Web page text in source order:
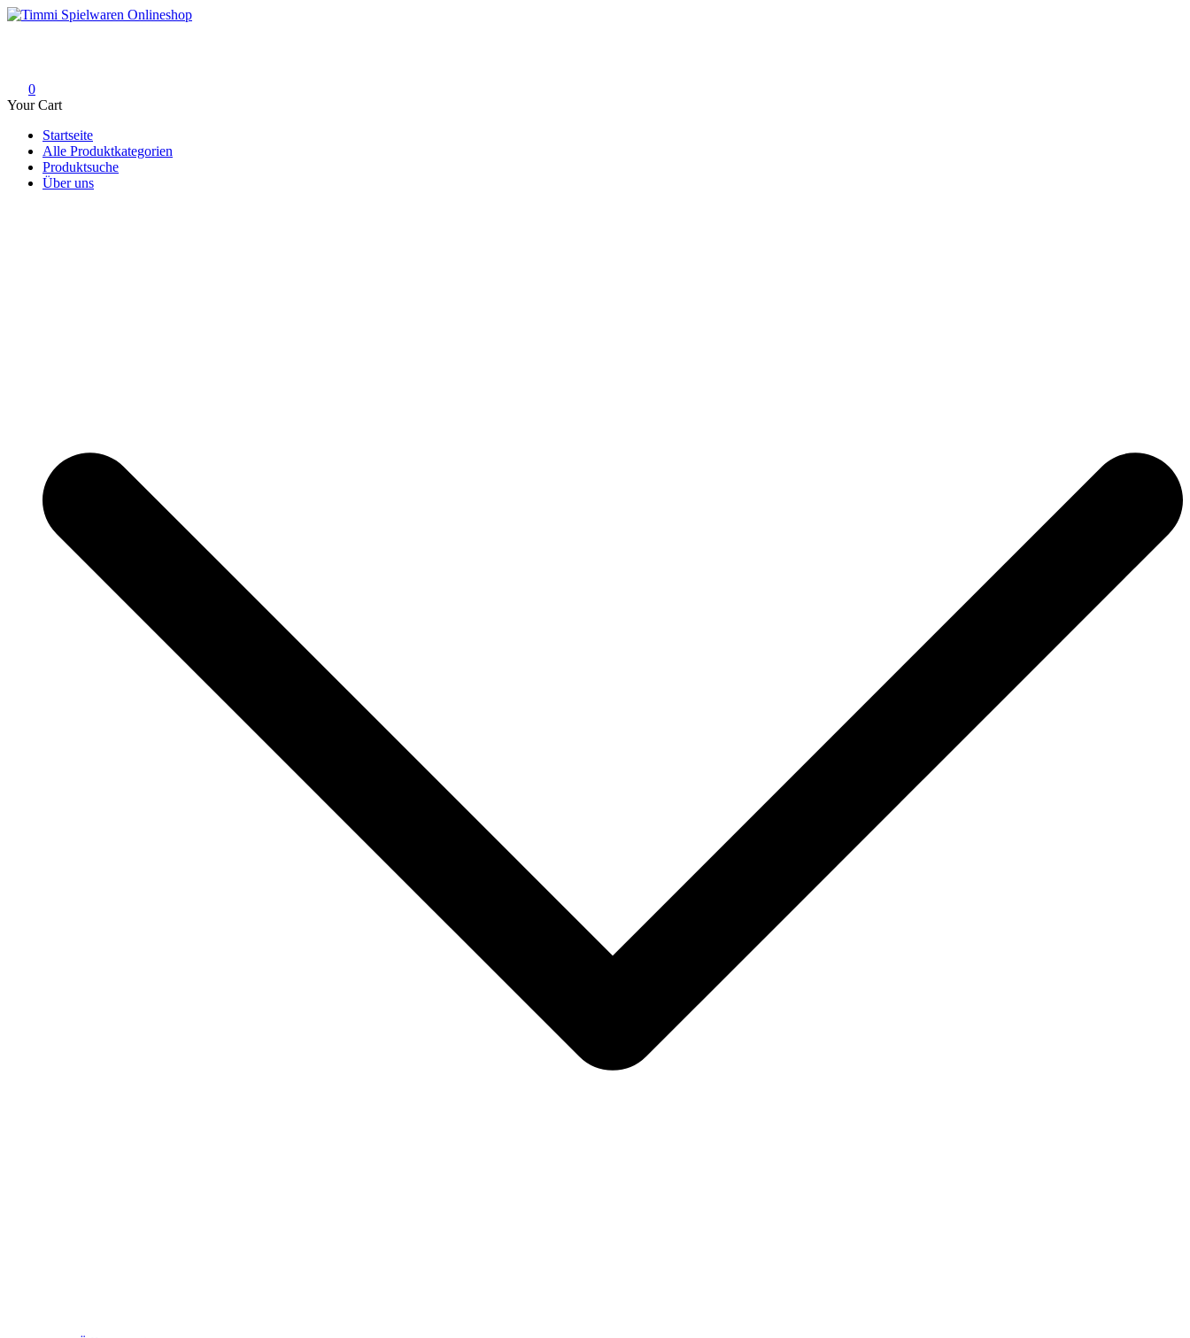
Skip
0
Your Cart
Startseite
Alle Produktkategorien
Produktsuche
Über uns